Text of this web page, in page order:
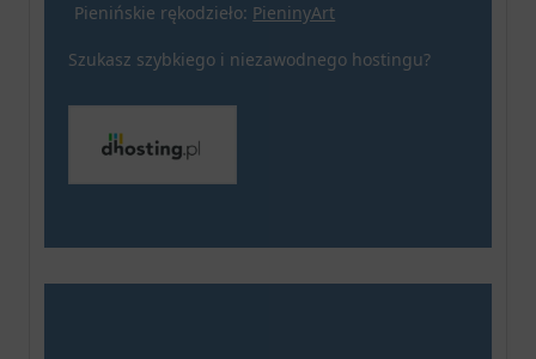
Pienińskie rękodzieło: PieninyArt
Szukasz szybkiego i niezawodnego hostingu?